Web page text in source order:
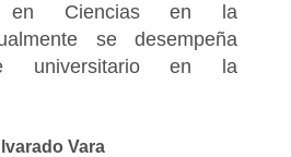
en Ciencias en la
se desempeña
universitario en la
Vara